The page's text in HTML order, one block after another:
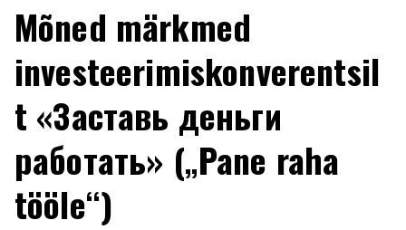
Mõned märkmed
investeerimiskonverentsil
t «Заставь деньги
работать» („Pane raha
tööle“)